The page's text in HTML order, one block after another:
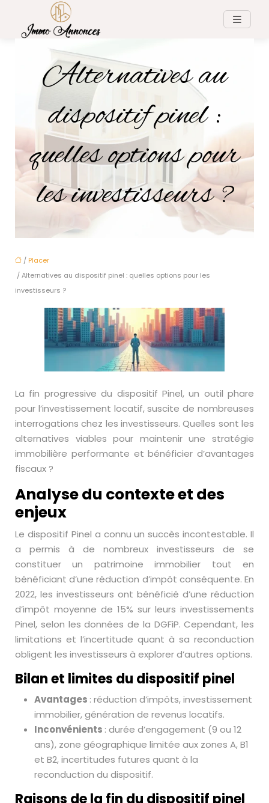
Alternatives au
dispositif pinel :
quelles options pour
les investisseurs ?
/ Placer
/ Alternatives au dispositif pinel : quelles options pour les
investisseurs ?
La fin progressive du dispositif Pinel, un outil phare
pour l’investissement locatif, suscite de nombreuses
interrogations chez les investisseurs. Quelles sont les
alternatives viables pour maintenir une stratégie
immobilière performante et bénéficier d’avantages
fiscaux ?
Analyse du contexte et des
enjeux
Le dispositif Pinel a connu un succès incontestable. Il
a permis à de nombreux investisseurs de se
constituer un patrimoine immobilier tout en
bénéficiant d’une réduction d’impôt conséquente. En
2022, les investisseurs ont bénéficié d’une réduction
d’impôt moyenne de 15% sur leurs investissements
Pinel, selon les données de la DGFiP. Cependant, les
limitations et l’incertitude quant à sa reconduction
obligent les investisseurs à explorer d’autres options.
Bilan et limites du dispositif pinel
Avantages : réduction d’impôts, investissement
immobilier, génération de revenus locatifs.
Inconvénients : durée d’engagement (9 ou 12
ans), zone géographique limitée aux zones A, B1
et B2, incertitudes futures quant à la
reconduction du dispositif.
Raisons de la fin du dispositif pinel